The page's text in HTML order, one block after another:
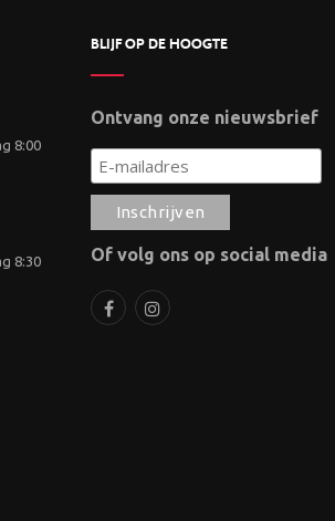
8:00
8:30
BLIJF OP DE HOOGTE
Ontvang onze nieuwsbrief
Of volg ons op social media